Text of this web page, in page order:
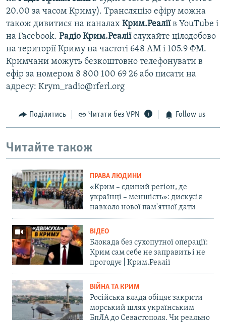
20.00 за часом Криму). Трансляцію ефіру можна
також дивитися на каналах Крим.Реаліїв YouTube і
на Facebook. Радіо Крим.Реаліїслухайте цілодобово
на території Криму на частоті 648 АМ і 105.9 ФМ.
Кримчани можуть безкоштовно телефонувати в
ефір за номером 8 800 100 69 26 або писати на
адресу: Krym_radio@rferl.org
Поділитись Читати без VPN Follow us
Читайте також
ПРАВА ЛЮДИНИ
«Крим – єдиний регіон, де
українці – меншість»: дискусія
навколо нової пам'ятної дати
ВІДЕО
Блокада без сухопутної операції:
Крим сам себе не заправить і не
прогодує | Крим.Реалії
ВІЙНА ТА КРИМ
Російська влада обіцяє закрити
морський шлях українським
БпЛА до Севастополя. Чи реально